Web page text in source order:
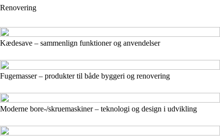
Renovering
Kædesave – sammenlign funktioner og anvendelser
Fugemasser – produkter til både byggeri og renovering
Moderne bore-/skruemaskiner – teknologi og design i udvikling